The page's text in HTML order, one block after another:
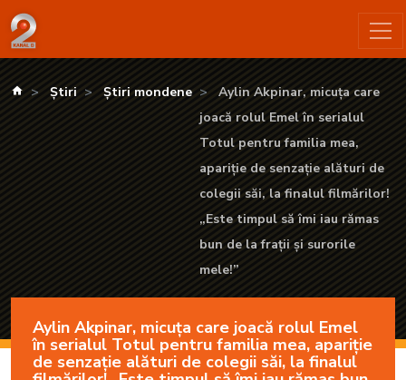
Aylin Akpinar, micuța care joacă rolul Emel în serialul Totul
kanald.ro
Știri Știri mondene
Aylin Akpinar, micuța care
joacă rolul Emel în serialul
Totul pentru familia mea,
apariție de senzație alături de
colegii săi, la finalul filmărilor!
„Este timpul să îmi iau rămas
bun de la frații și surorile
mele!”
Aylin Akpinar, micuța care joacă rolul Emel
în serialul Totul pentru familia mea, apariție
de senzație alături de colegii săi, la finalul